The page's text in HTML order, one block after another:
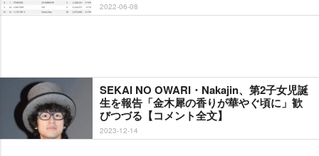
2022-06-08
SEKAI NO OWARI・Nakajin、第2子女児誕
生を報告「金木犀の香りが華やぐ頃に」歓
びつづる【コメント全文】
2023-12-14